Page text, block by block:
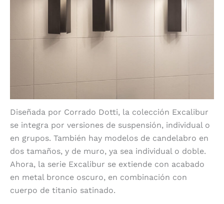
Diseñada por Corrado Dotti, la colección Excalibur
se integra por versiones de suspensión, individual o
en grupos. También hay modelos de candelabro en
dos tamaños, y de muro, ya sea individual o doble.
Ahora, la serie Excalibur se extiende con acabado
en metal bronce oscuro, en combinación con
cuerpo de titanio satinado.